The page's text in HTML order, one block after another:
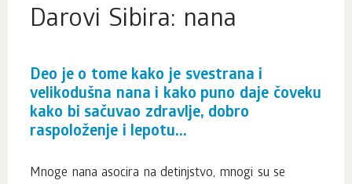
Darovi Sibira: nana
Deo je o tome kako je svestrana i
velikodušna nana i kako puno daje čoveku
kako bi sačuvao zdravlje, dobro
raspoloženje i lepotu...
Mnoge nana asocira na detinjstvo, mnogi su se